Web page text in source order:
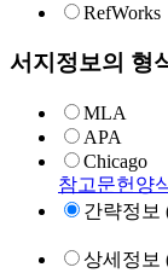
RefWorks
서지정보의 형
MLA
APA
Chicago
참고문헌양
간략정보
상세정보